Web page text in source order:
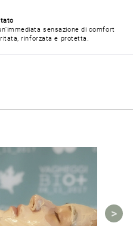
sensazione di comfort
rinforzata e protetta.